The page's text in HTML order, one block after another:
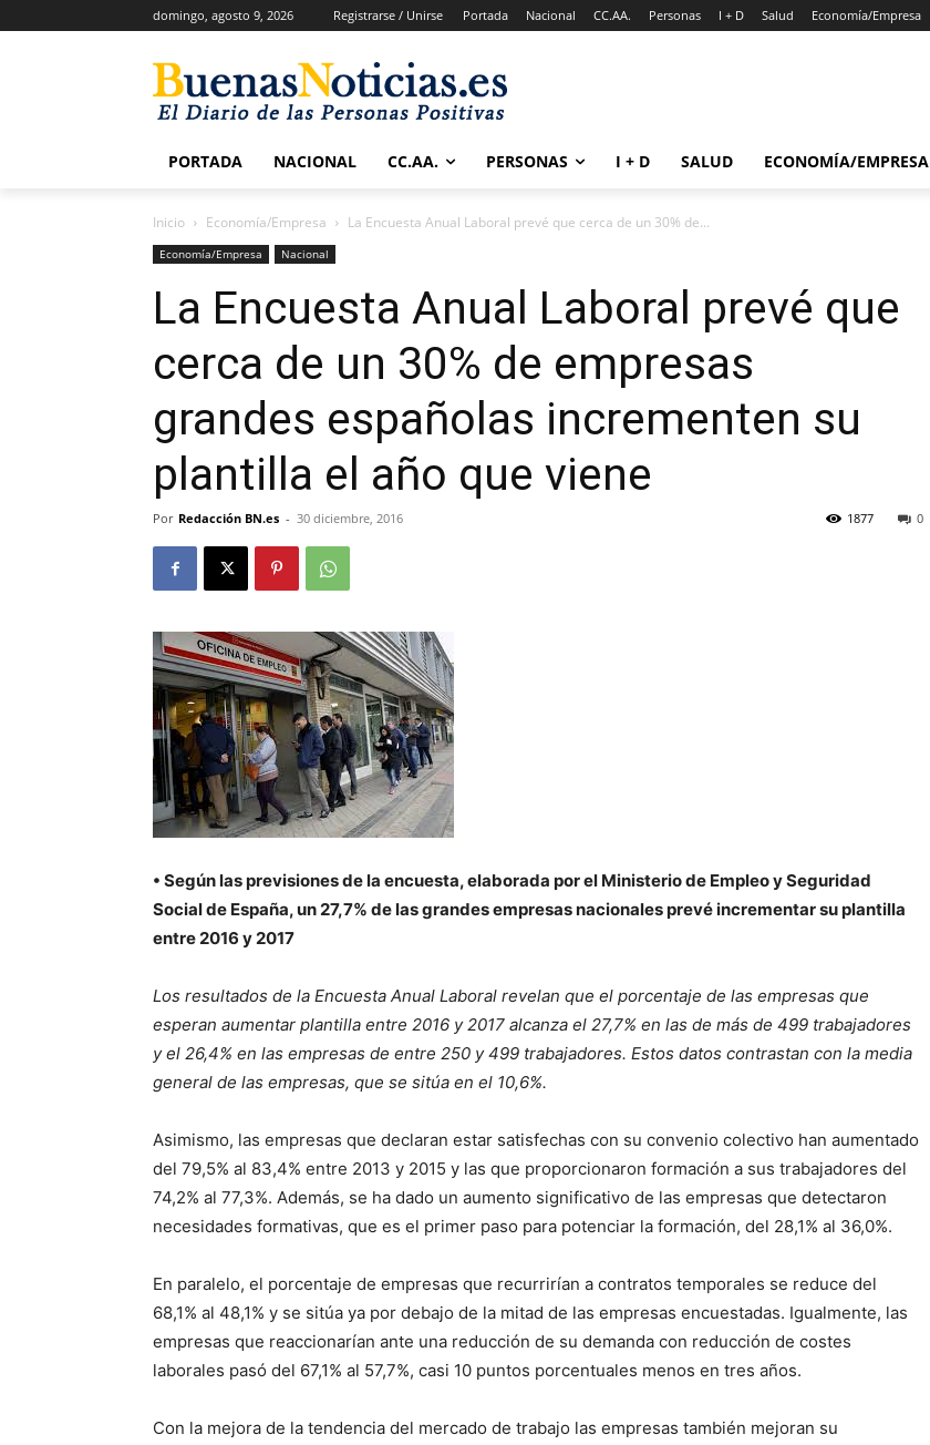
domingo, agosto 9, 2026 Registrarse / Unirse Portada Nacional CC.AA. Personas I + D Salud Economía/Empresa
PORTADA NACIONAL CC.AA. PERSONAS I + D SALUD ECONOMÍA/EMPRESA
Inicio Economía/Empresa La Encuesta Anual Laboral prevé que cerca de un 30% de...
Economía/Empresa Nacional
La Encuesta Anual Laboral prevé que
cerca de un 30% de empresas
grandes españolas incrementen su
plantilla el año que viene
Por Redacción BN.es - 30 diciembre, 2016 0
1877
• Según las previsiones de la encuesta, elaborada por el Ministerio de Empleo y Seguridad
Social de España, un 27,7% de las grandes empresas nacionales prevé incrementar su plantilla
entre 2016 y 2017
Los resultados de la Encuesta Anual Laboral revelan que el porcentaje de las empresas que
esperan aumentar plantilla entre 2016 y 2017 alcanza el 27,7% en las de más de 499 trabajadores
y el 26,4% en las empresas de entre 250 y 499 trabajadores. Estos datos contrastan con la media
general de las empresas, que se sitúa en el 10,6%.
Asimismo, las empresas que declaran estar satisfechas con su convenio colectivo han aumentado
del 79,5% al 83,4% entre 2013 y 2015 y las que proporcionaron formación a sus trabajadores del
74,2% al 77,3%. Además, se ha dado un aumento significativo de las empresas que detectaron
necesidades formativas, que es el primer paso para potenciar la formación, del 28,1% al 36,0%.
En paralelo, el porcentaje de empresas que recurrirían a contratos temporales se reduce del
68,1% al 48,1% y se sitúa ya por debajo de la mitad de las empresas encuestadas. Igualmente, las
empresas que reaccionarían ante una reducción de su demanda con reducción de costes
laborales pasó del 67,1% al 57,7%, casi 10 puntos porcentuales menos en tres años.
Con la mejora de la tendencia del mercado de trabajo las empresas también mejoran su